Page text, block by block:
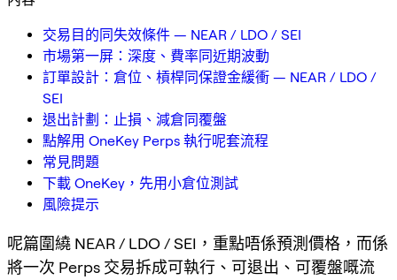
交易目的同失效條件 — NEAR / LDO / SEI
市場第一屏：深度、費率同近期波動
訂單設計：倉位、槓桿同保證金緩衝 — NEAR / LDO /
SEI
退出計劃：止損、減倉同覆盤
點解用 OneKey Perps 執行呢套流程
常見問題
下載 OneKey，先用小倉位測試
風險提示
呢篇圍繞 NEAR / LDO / SEI，重點唔係預測價格，而係
將一次 Perps 交易拆成可執行、可退出、可覆盤嘅流